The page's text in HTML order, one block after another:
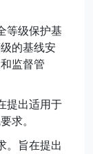
等级保护基
的基线安
监督管
提出适用于
求。
。旨在提出